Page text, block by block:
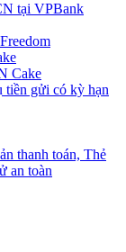
tại VPBank
Cake
tiền gửi có kỳ hạn
thanh toán, Thẻ
an toàn